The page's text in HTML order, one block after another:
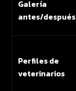
Galería
antes/después
Perfiles de
veterinarios